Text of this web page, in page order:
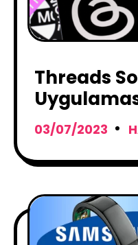
Threads
03/07/2023